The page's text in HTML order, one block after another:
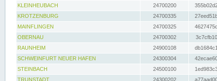
KLEINHEUBACH 24700200
KROTZENBURG
24700335
MAINFLINGEN
24700325
OBERNAU
24700302
RAUNHEIM
24900108
SCHWEINFURT NEUER HAFEN
24300304
STEINBACH
24500100
TRUNSTADT
24300202